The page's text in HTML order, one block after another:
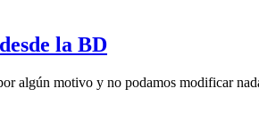
la BD
algún motivo y no podamos modificar